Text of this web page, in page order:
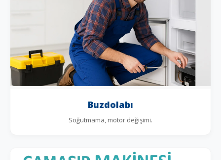
Buzdolabı
Soğutmama, motor değişimi.